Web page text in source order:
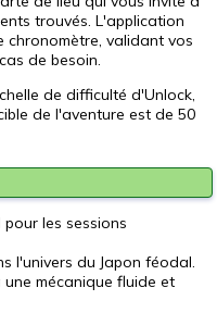
trouvés. L'application
chronomètre, validant vos
de besoin.
de difficulté d'Unlock,
de l'aventure est de 50
les sessions
l'univers du Japon féodal.
mécanique fluide et